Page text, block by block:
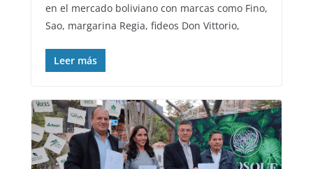
en el mercado boliviano con marcas como Fino,
Sao, margarina Regia, fideos Don Vittorio,
Leer más